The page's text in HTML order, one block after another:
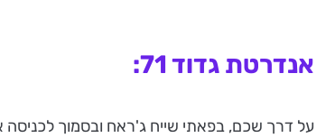
אנדרטת גדוד 71: